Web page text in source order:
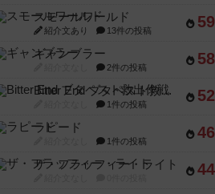
59
スモールワールド
紹介文あり 13件の投稿
58
ギャンブラー
2件の投稿
52
Bitter End ブタペスト救出作戦
1件の投稿
46
ラピード
1件の投稿
44
ザ・フラッフィー・ライト